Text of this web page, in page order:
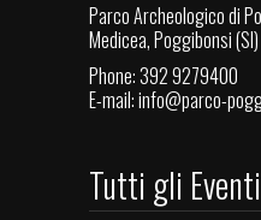
Parco Archeologico di
Medicea, Poggibonsi (SI)
Phone: 392 9279400
E-mail:info@parco-
Tutti gli Eventi